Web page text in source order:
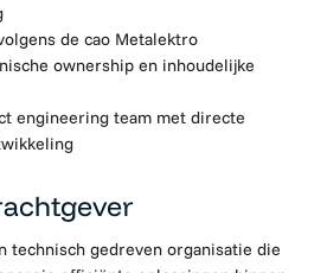
de cao Metalektro
ownership en inhoudelijke
engineering team met directe
technisch gedreven organisatie die